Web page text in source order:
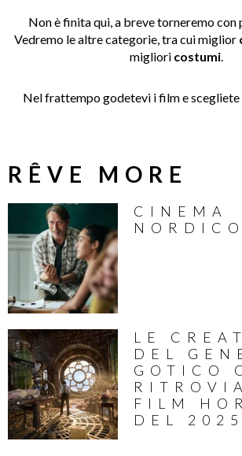
Non è finita qui, a breve torneremo con
Vedremo le altre categorie, tra cui miglior
migliori costumi.
Nel frattempo godetevi i film e
RÊVE MORE
CINEMA
LE
DEL
GOTICO
FILM
DEL 2025